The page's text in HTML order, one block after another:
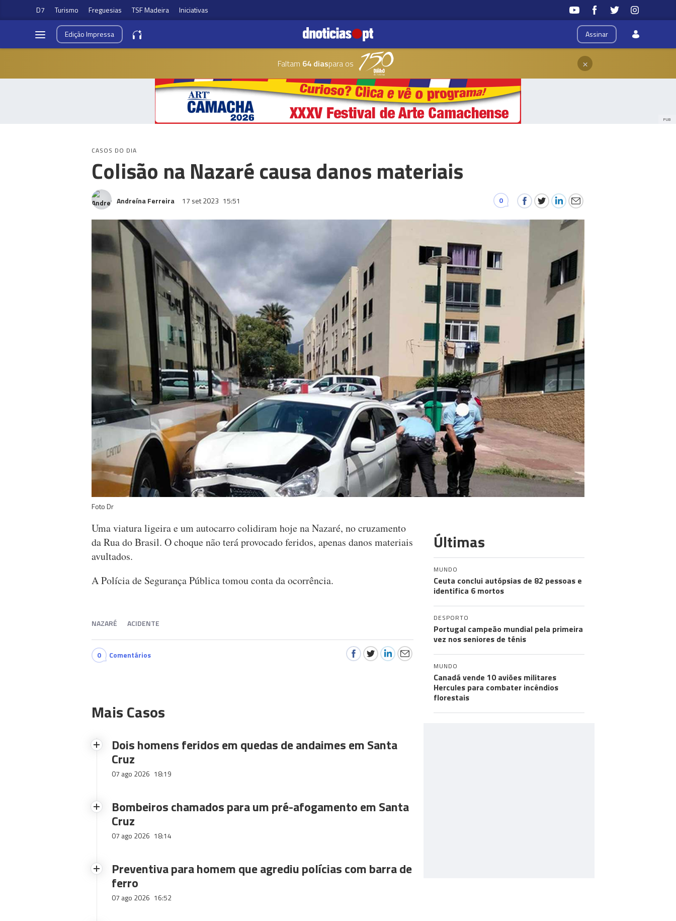
D7 Turismo Freguesias TSF Madeira Iniciativas
Assinar
EdiçãoImpressa
Faltam 64 diaspara os ×
PUB
CASOS DO DIA
Colisão na Nazaré causa danos materiais
Andreína Ferreira 17 set 2023 15:51 0
Foto Dr
Uma viatura ligeira e um autocarro colidiram hoje na Nazaré, no cruzamento
da Rua do Brasil. O choque não terá provocado feridos, apenas danos materiais
avultados.
A Polícia de Segurança Pública tomou conta da ocorrência.
NAZARÉ ACIDENTE
0 Comentários
Mais Casos
Dois homens feridos em quedas de andaimes em Santa
Cruz
07 ago 2026 18:19
Bombeiros chamados para um pré-afogamento em Santa
Cruz
07 ago 2026 18:14
Preventiva para homem que agrediu polícias com barra de
ferro
07 ago 2026 16:52
Últimas
MUNDO
Ceuta conclui autópsias de 82 pessoas e
identifica 6 mortos
DESPORTO
Portugal campeão mundial pela primeira
vez nos seniores de ténis
MUNDO
Canadá vende 10 aviões militares
Hercules para combater incêndios
florestais